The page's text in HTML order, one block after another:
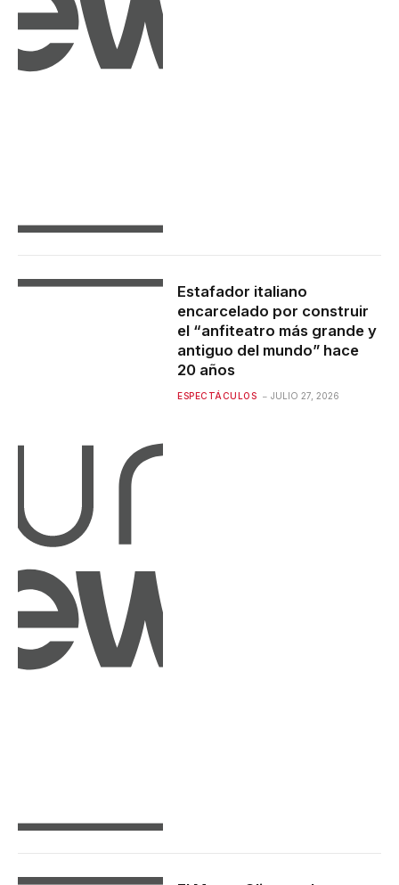
Estafador italiano
encarcelado por construir
el “anfiteatro más grande y
antiguo del mundo” hace
20 años
ESPECTÁCULOS JULIO 27, 2026